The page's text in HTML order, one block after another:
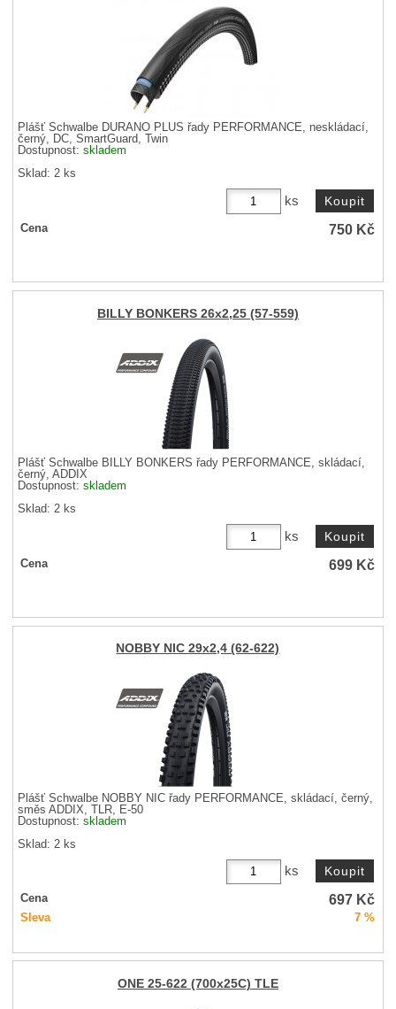
Plášť Schwalbe DURANO PLUS řady PERFORMANCE, neskládací,
černý, DC, SmartGuard, Twin
Dostupnost:skladem
Sklad: 2 ks
ks
Cena 750 Kč
BILLY BONKERS 26x2,25 (57-559)
Plášť Schwalbe BILLY BONKERS řady PERFORMANCE, skládací,
černý, ADDIX
Dostupnost:skladem
Sklad: 2 ks
ks
Cena 699 Kč
NOBBY NIC 29x2,4 (62-622)
Plášť Schwalbe NOBBY NIC řady PERFORMANCE, skládací, černý,
směs ADDIX, TLR, E-50
Dostupnost:skladem
Sklad: 2 ks
ks
Cena 697 Kč
Sleva 7 %
ONE 25-622 (700x25C) TLE